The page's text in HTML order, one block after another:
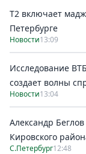
Т2 включает
Петербурге
Новости13:09
Исследование
создает волны
Новости13:04
Александр
Кировского
С.Петербург12:48